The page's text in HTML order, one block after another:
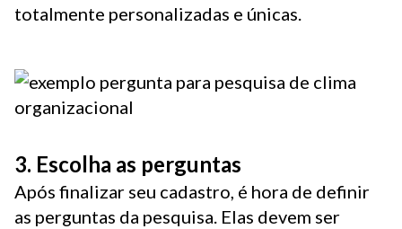
totalmente personalizadas e únicas.
3. Escolha as perguntas
Após finalizar seu cadastro, é hora de definir
as perguntas da pesquisa. Elas devem ser